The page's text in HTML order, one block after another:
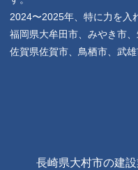
2024〜2025年、特に力を入
福岡県大牟田市、みやき市
佐賀県佐賀市、鳥栖市、武
長崎県大村市の建